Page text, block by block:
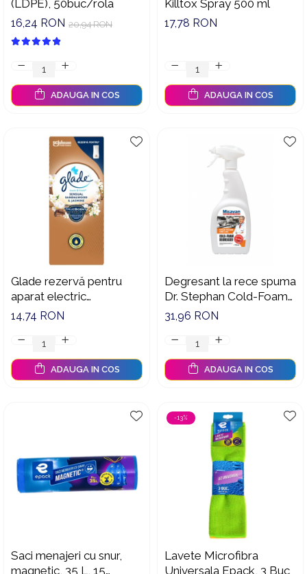
Suporturi si servetele
Tacamuri si seturi
Termosuri si cani termos
Tirbusoane si dopuri
Tocatoare de bucatarie
Ustensile ornare prajituri
Vaze si boluri decorative
Vesela unica folosinta
Suporturi si accesorii de baie
Uscatoare de rufe
(LDPE), 50buc/rola
20,94 RON
16,24 RON
ADAUGA IN COS
Killtox Spray 500 ml
17,78 RON
ADAUGA IN COS
Glade rezervă pentru
aparat electric
touch&fresh cu aromă
14,74 RON
ADAUGA IN COS
Degresant la rece spuma
Dr. Stephan Cold-Foam
Degreaser 750ml,
31,96 RON
ADAUGA IN COS
Saci menajeri cu snur,
magnetic, 35 L, 15
-13%
Lavete Microfibra
Universala Epack, 3 Buc